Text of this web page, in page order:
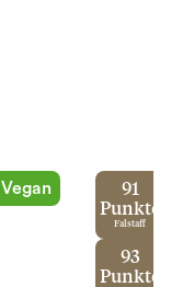
Vegan
91
Punkte
Falstaff
93
Punkte